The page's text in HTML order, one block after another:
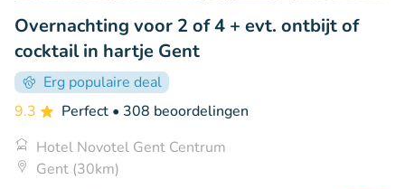
Overnachting voor 2 of 4 + evt. ontbijt of
cocktail in hartje Gent
Erg populaire deal
9.3
Perfect • 308 beoordelingen
Hotel Novotel Gent Centrum
Gent (30km)